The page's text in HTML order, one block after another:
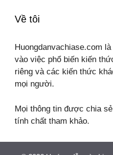
Về tôi
Huongdanvachiase.com
vào việc phổ biến kiến
riêng và các kiến thức
mọi người.
Mọi thông tin được chia
tính chất tham khảo.